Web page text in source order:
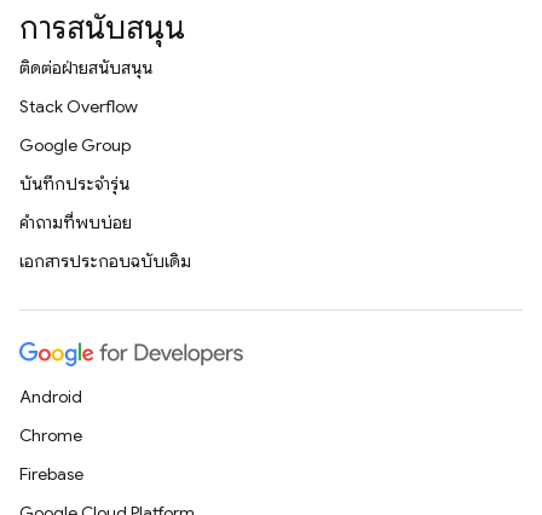
การสนับสนุน
ติดต่อฝ่ายสนับสนุน
Stack Overflow
Google Group
บันทึกประจำรุ่น
คำถามที่พบบ่อย
เอกสารประกอบฉบับเดิม
Android
Chrome
Firebase